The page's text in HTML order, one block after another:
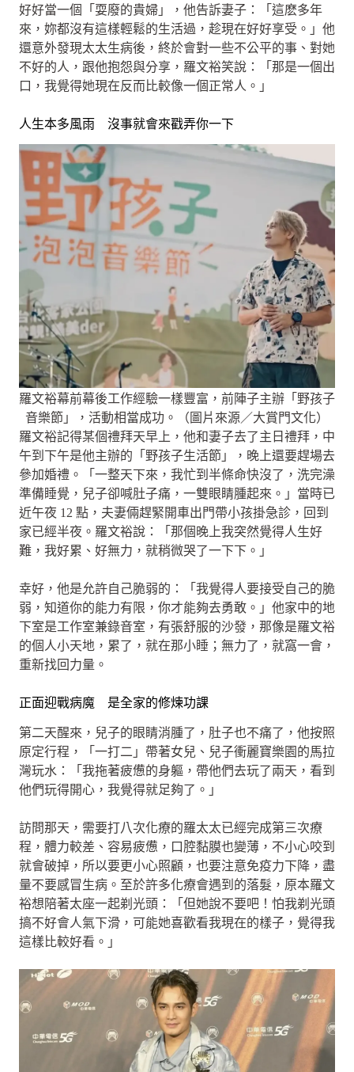
好好當一個「耍廢的貴婦」，他告訴妻子：「這麽多年
來，妳都沒有這樣輕鬆的生活過，趁現在好好享受。」他
還意外發現太太生病後，終於會對一些不公平的事、對她
不好的人，跟他抱怨與分享，羅文裕笑說：「那是一個出
口，我覺得她現在反而比較像一個正常人。」
人生本多風雨 沒事就會來戳弄你一下
羅文裕幕前幕後工作經驗一樣豐富，前陣子主辦「野孩子
音樂節」，活動相當成功。（圖片來源／大賞門文化）
羅文裕記得某個禮拜天早上，他和妻子去了主日禮拜，中
午到下午是他主辦的「野孩子生活節」，晚上還要趕場去
參加婚禮。「一整天下來，我忙到半條命快沒了，洗完澡
準備睡覺，兒子卻喊肚子痛，一雙眼睛腫起來。」當時已
近午夜 12 點，夫妻倆趕緊開車出門帶小孩掛急診，回到
家已經半夜。羅文裕說：「那個晚上我突然覺得人生好
難，我好累、好無力，就稍微哭了一下下。」
幸好，他是允許自己脆弱的：「我覺得人要接受自己的脆
弱，知道你的能力有限，你才能夠去勇敢。」他家中的地
下室是工作室兼錄音室，有張舒服的沙發，那像是羅文裕
的個人小天地，累了，就在那小睡；無力了，就窩一會，
重新找回力量。
正面迎戰病魔 是全家的修煉功課
第二天醒來，兒子的眼睛消腫了，肚子也不痛了，他按照
原定行程，「一打二」帶著女兒、兒子衝麗寶樂園的馬拉
灣玩水：「我拖著疲憊的身軀，帶他們去玩了兩天，看到
他們玩得開心，我覺得就足夠了。」
訪問那天，需要打八次化療的羅太太已經完成第三次療
程，體力較差、容易疲憊，口腔黏膜也變薄，不小心咬到
就會破掉，所以要更小心照顧，也要注意免疫力下降，盡
量不要感冒生病。至於許多化療會遇到的落髮，原本羅文
裕想陪著太座一起剃光頭：「但她說不要吧！怕我剃光頭
搞不好會人氣下滑，可能她喜歡看我現在的樣子，覺得我
這樣比較好看。」